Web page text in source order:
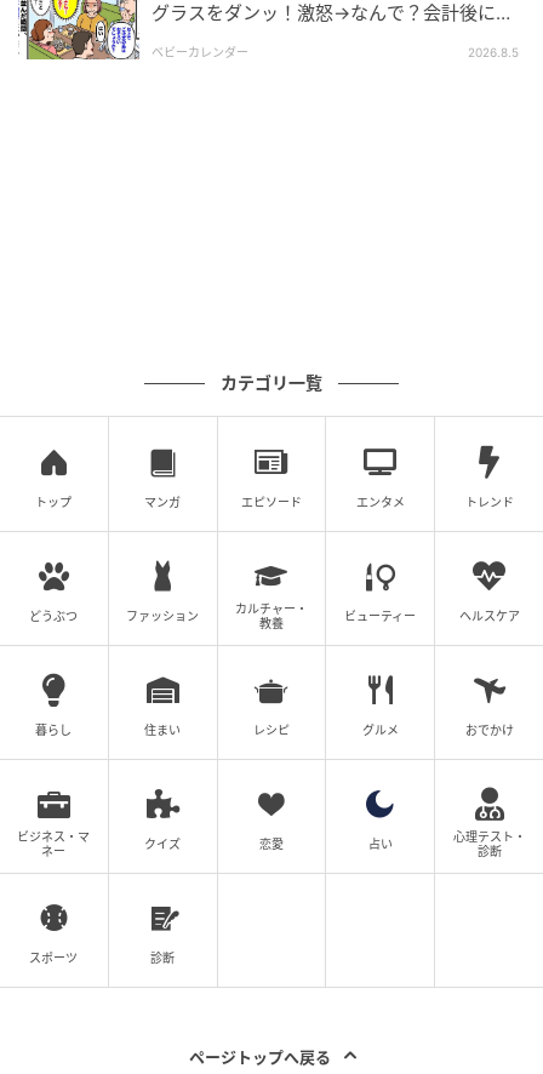
怒りの反撃と結末にスッキリ...！
をきっぱり断ち切ることができました。
グラスをダンッ！激怒→なんで？会計後に知
ベビーカレンダー 2026.8.5
カテゴリ一覧
トップ マンガ エピソード エンタメ トレンド
どうぶつ ファッション
カルチャー・
教養
ビューティー ヘルスケア
暮らし 住まい レシピ グルメ おでかけ
ビジネス・マ
ネー
クイズ 恋愛 占い
心理テスト・
診断
スポーツ 診断
ページトップへ戻る